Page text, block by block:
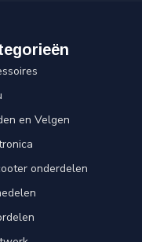
en Velgen
onderdelen